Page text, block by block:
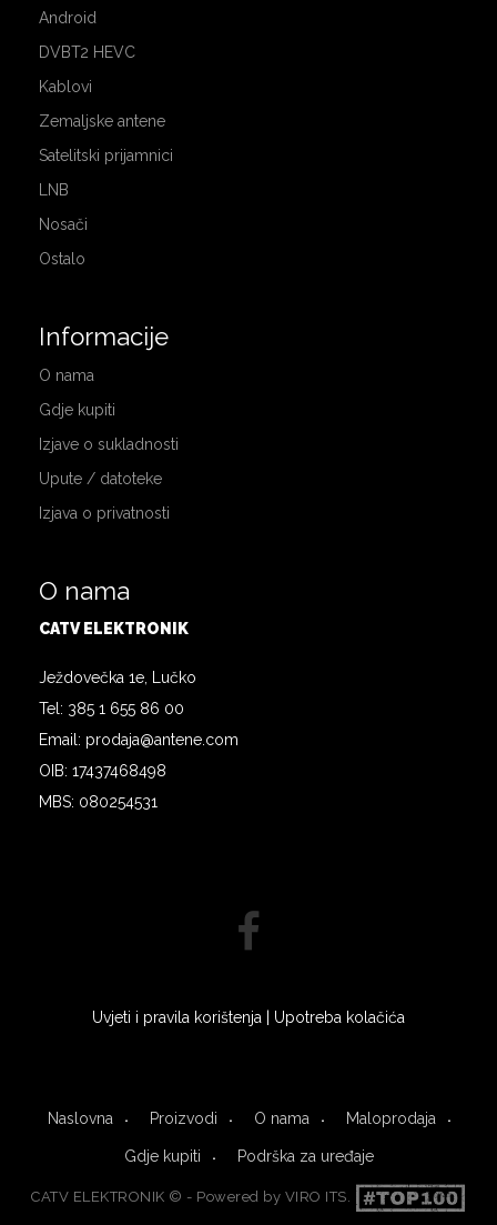
Android
DVBT2 HEVC
Kablovi
Zemaljske antene
Satelitski prijamnici
LNB
Nosači
Ostalo
Informacije
O nama
Gdje kupiti
Izjave o sukladnosti
Upute / datoteke
Izjava o privatnosti
O nama
CATV ELEKTRONIK
Ježdovečka 1e, Lučko
Tel: 385 1 655 86 00
Email: prodaja@antene.com
OIB: 17437468498
MBS: 080254531
Uvjeti i pravila korištenja | Upotreba kolačića
Naslovna Proizvodi O nama Maloprodaja
Gdje kupiti Podrška za uređaje
CATV ELEKTRONIK © - Powered by VIRO ITS